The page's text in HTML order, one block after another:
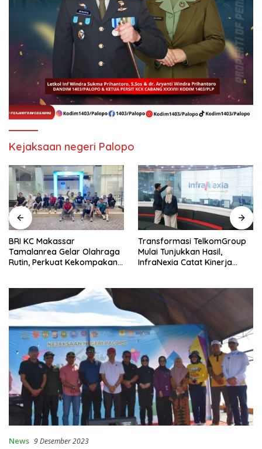
Kejaksaan negeri Palopo
BRI KC Makassar
Tamalanrea Gelar Olahraga
Rutin, Perkuat Kekompakan
Transformasi TelkomGroup
Mulai Tunjukkan Hasil,
InfraNexia Catat Kinerja
News 9 Desember 2023